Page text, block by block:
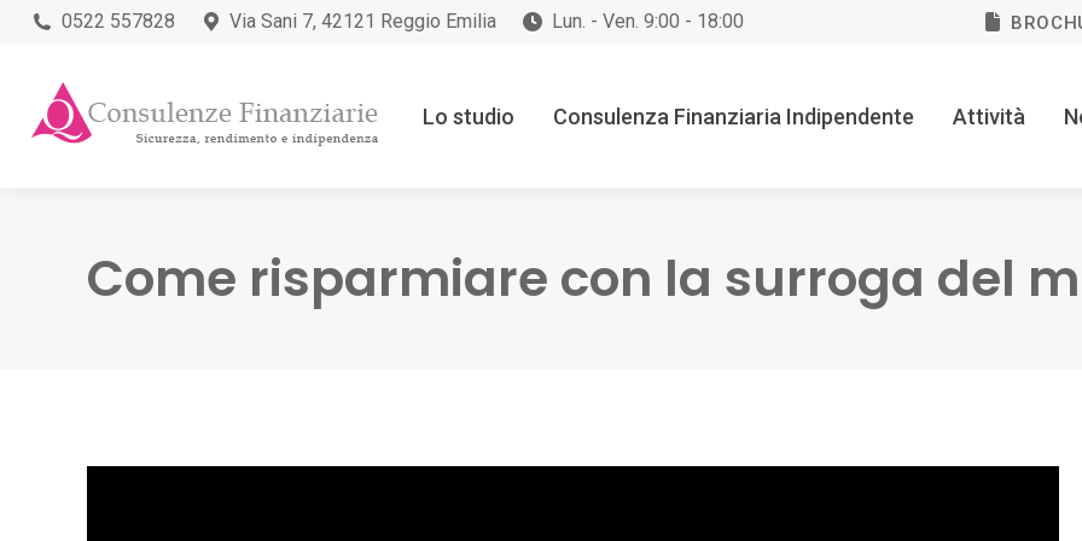
0522 557828 Via Sani 7, 42121 Reggio Emilia Lun. - Ven. 9:00 - 18:00
Lo studio Consulenza Finanziaria Indipendente Attività
Come risparmiare con la surroga del